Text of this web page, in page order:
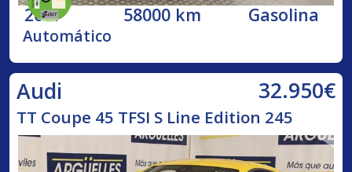
2017 58000 km Gasolina
Automático
Audi 32.950€
TT Coupe 45 TFSI S Line Edition 245